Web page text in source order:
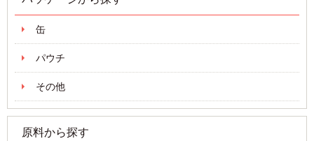
缶
パウチ
その他
原料から探す